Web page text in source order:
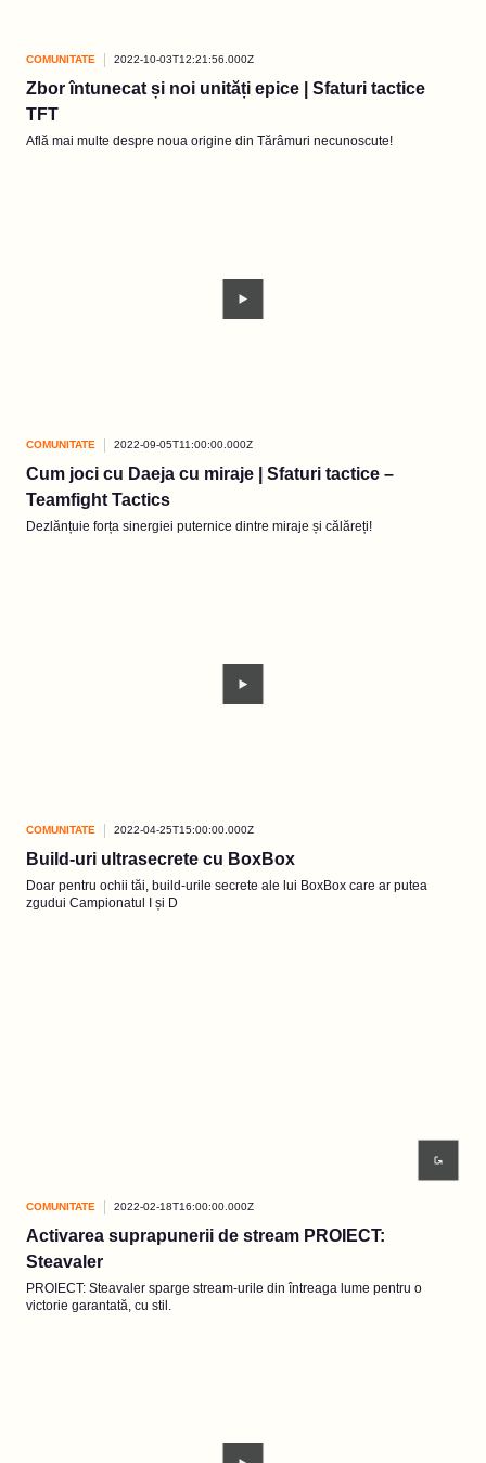
COMUNITATE 2022-10-03T12:21:56.000Z
Zbor întunecat și noi unități epice | Sfaturi tactice
TFT
Află mai multe despre noua origine din Tărâmuri necunoscute!
COMUNITATE 2022-09-05T11:00:00.000Z
Cum joci cu Daeja cu miraje | Sfaturi tactice –
Teamfight Tactics
Dezlănțuie forța sinergiei puternice dintre miraje și călăreți!
COMUNITATE 2022-04-25T15:00:00.000Z
Build-uri ultrasecrete cu BoxBox
Doar pentru ochii tăi, build-urile secrete ale lui BoxBox care ar putea
zgudui Campionatul I și D
COMUNITATE 2022-02-18T16:00:00.000Z
Activarea suprapunerii de stream PROIECT:
Steavaler
PROIECT: Steavaler sparge stream-urile din întreaga lume pentru o
victorie garantată, cu stil.